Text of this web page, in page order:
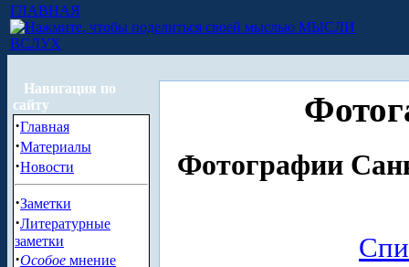
ГЛАВНАЯ
МЫСЛИ
ВСЛУХ
Навигация по
сайту
·Главная
·Материалы
·Новости
·Заметки
·Литературные
заметки
·Особое мнение
Фотографии